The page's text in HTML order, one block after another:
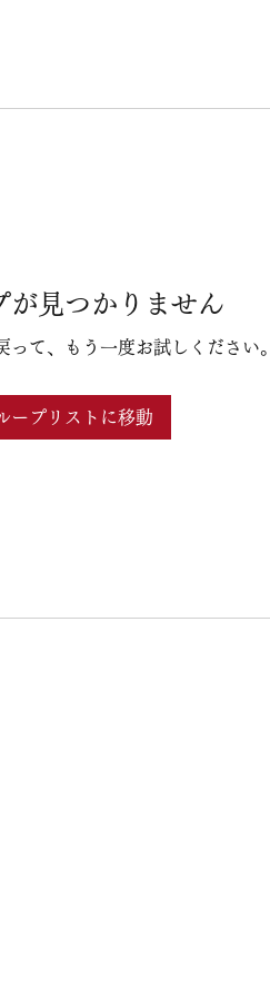
が見つかりません
って、もう一度お試しください。
ープリストに移動